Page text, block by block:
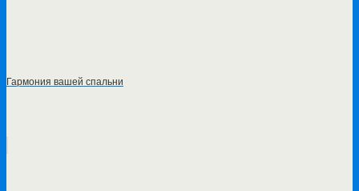
Гармония вашей спальни